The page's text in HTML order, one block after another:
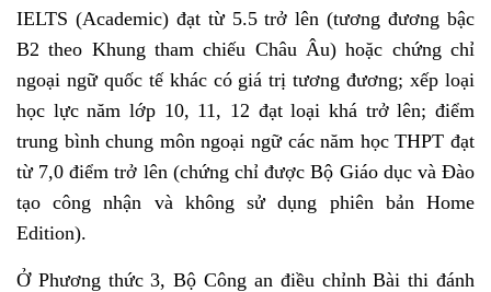
IELTS (Academic) đạt từ 5.5 trở lên (tương đương bậc
B2 theo Khung tham chiếu Châu Âu) hoặc chứng chỉ
ngoại ngữ quốc tế khác có giá trị tương đương; xếp loại
học lực năm lớp 10, 11, 12 đạt loại khá trở lên; điểm
trung bình chung môn ngoại ngữ các năm học THPT đạt
từ 7,0 điểm trở lên (chứng chỉ được Bộ Giáo dục và Đào
tạo công nhận và không sử dụng phiên bản Home
Edition).
Ở Phương thức 3, Bộ Công an điều chỉnh Bài thi đánh